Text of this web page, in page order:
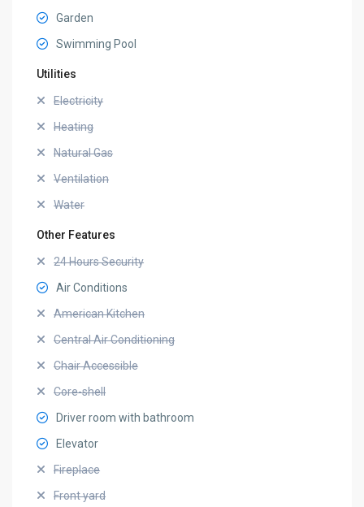
Garden
Swimming Pool
Utilities
Electricity
Heating
Natural Gas
Ventilation
Water
Other Features
24 Hours Security
Air Conditions
American Kitchen
Central Air Conditioning
Chair Accessible
Core-shell
Driver room with bathroom
Elevator
Fireplace
Front yard